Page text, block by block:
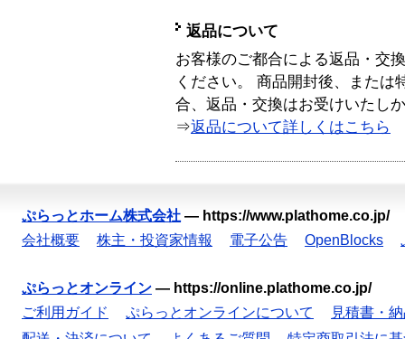
返品について
お客様のご都合による返品・交
ください。 商品開封後、または
合、返品・交換はお受けいたし
⇒返品について詳しくはこちら
ぷらっとホーム株式会社 — https://www.plathome.co.jp/
会社概要
株主・投資家情報 電子公告 OpenBlocks
ぷらっとオンライン — https://online.plathome.co.jp/
ご利用ガイド
ぷらっとオンラインについて
見積書・